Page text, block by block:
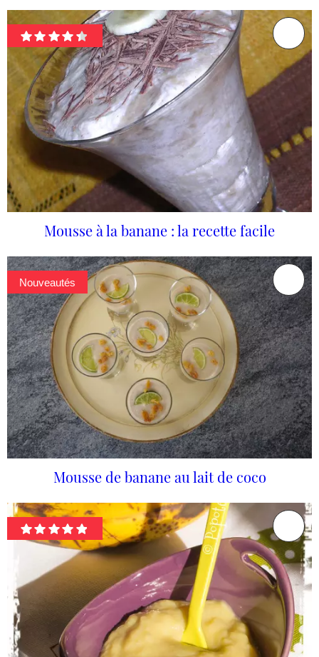
Mousse à la banane : la recette facile
Nouveautés
Mousse de banane au lait de coco